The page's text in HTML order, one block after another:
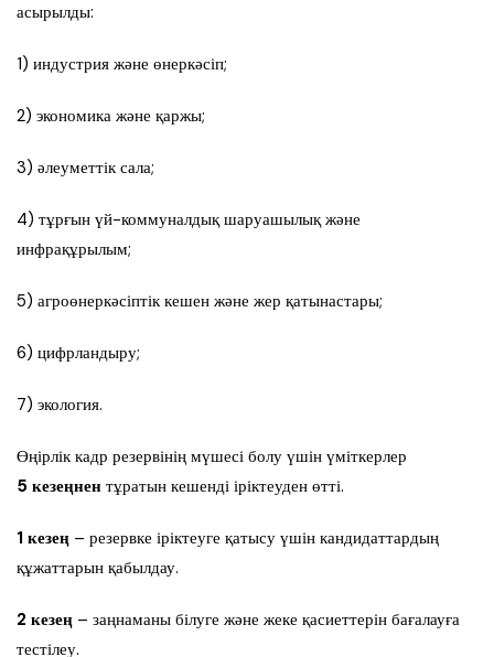
асырылды:
1) индустрия және өнеркәсіп;
2) экономика және қаржы;
3) әлеуметтік сала;
4) тұрғын үй-коммуналдық шаруашылық және
инфрақұрылым;
5) агроөнеркәсіптік кешен және жер қатынастары;
6) цифрландыру;
7) экология.
Өңірлік кадр резервінің мүшесі болу үшін үміткерлер
5 кезеңнен тұратын кешенді іріктеуден өтті.
1 кезең – резервке іріктеуге қатысу үшін кандидаттардың
құжаттарын қабылдау.
2 кезең – заңнаманы білуге және жеке қасиеттерін бағалауға
тестілеу.